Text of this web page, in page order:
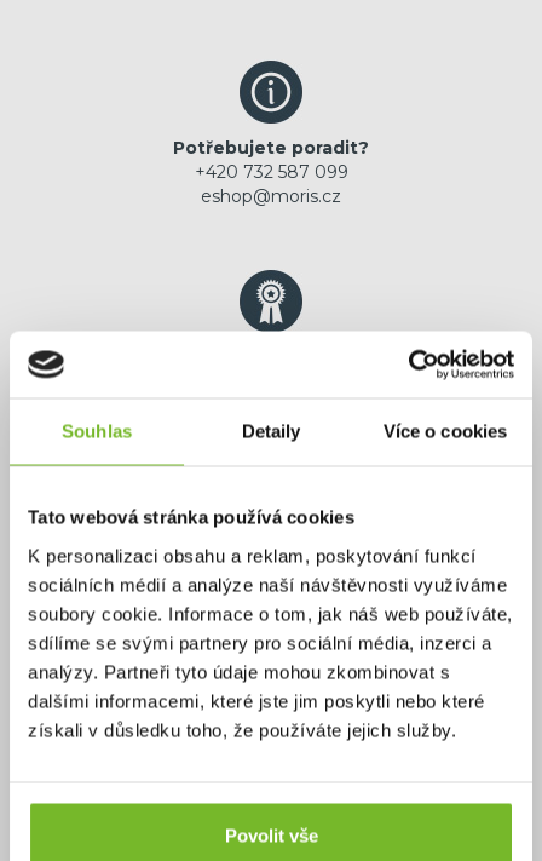
Souhlas Detaily Více o cookies
Tato webová stránka používá cookies
K personalizaci obsahu a reklam, poskytování funkcí
sociálních médií a analýze naší návštěvnosti využíváme
soubory cookie. Informace o tom, jak náš web používáte,
sdílíme se svými partnery pro sociální média, inzerci a
analýzy. Partneři tyto údaje mohou zkombinovat s
dalšími informacemi, které jste jim poskytli nebo které
získali v důsledku toho, že používáte jejich služby.
Povolit vše
Potřebujete poradit?
+420 732 587 099
eshop@moris.cz
Více jak 1000 TOP
produktů a příslušenství
na jednom místě
na vybrané produkty
až 25 let